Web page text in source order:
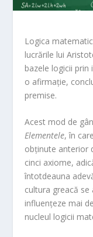
Logica
lucrările lui
bazele logicii
o afirmație,
premise.
Acest mod de
Elementele, în
obținute anterior
cinci axiome,
întotdeauna
cultura greacă se
influențeze mai
nucleul logicii